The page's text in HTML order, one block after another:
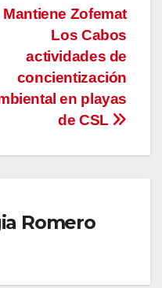
Mantiene Zofemat
Los Cabos
actividades de
concientización
en playas
de CSL
Romero